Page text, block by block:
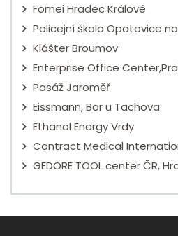
Fomei Hradec Králové
Policejní škola Opatovice
Klášter Broumov
Enterprise Office
Pasáž Jaroměř
Eissmann, Bor u Tachova
Ethanol Energy Vrdy
Contract Medical
GEDORE TOOL center ČR,